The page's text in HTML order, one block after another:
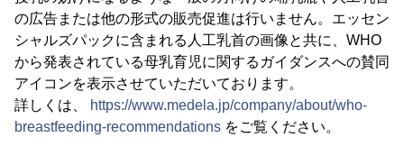
の広告または他の形式の販売促進は行いません。エッセン
シャルズパックに含まれる人工乳首の画像と共に、WHO
から発表されている母乳育児に関するガイダンスへの賛同
アイコンを表示させていただいております。
詳しくは、
https://www.medela.jp/company/about/who-
breastfeeding-recommendations をご覧ください。